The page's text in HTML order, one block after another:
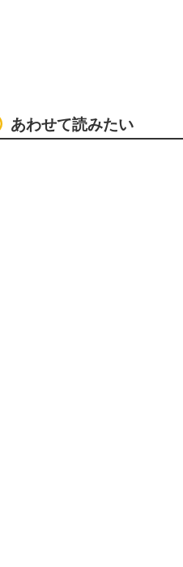
あわせて読みたい